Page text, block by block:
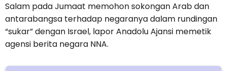
Salam pada Jumaat memohon sokongan Arab dan
antarabangsa terhadap negaranya dalam rundingan
“sukar” dengan Israel, lapor Anadolu Ajansi memetik
agensi berita negara NNA.